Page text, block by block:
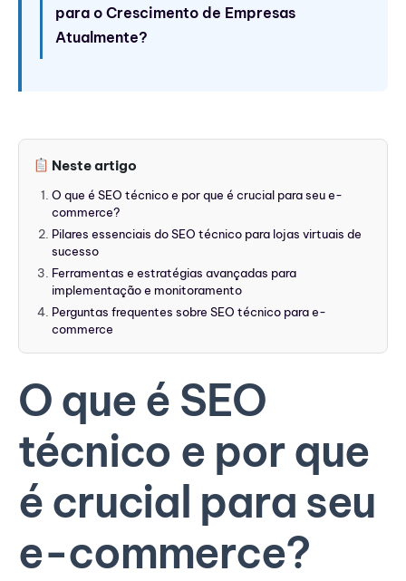
para o Crescimento de Empresas
Atualmente?
Neste artigo
O que é SEO técnico e por que é crucial para seu e-
commerce?
Pilares essenciais do SEO técnico para lojas virtuais de
sucesso
Ferramentas e estratégias avançadas para
implementação e monitoramento
Perguntas frequentes sobre SEO técnico para e-
commerce
O que é SEO
técnico e por que
é crucial para seu
e-commerce?